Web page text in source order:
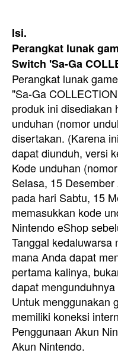
Isi.
Perangkat lunak
Switch 'Sa-Ga
Perangkat lunak
"Sa-Ga
produk ini disediakan
unduhan (nomor
disertakan. (Karena
dapat diunduh, versi
Kode unduhan
Selasa, 15
pada hari Sabtu, 15
memasukkan kode
Nintendo eShop
Tanggal kedaluwarsa
mana Anda dapat
pertama kalinya,
dapat mengunduhnya
Untuk menggunakan
memiliki koneksi
Penggunaan Akun
Akun Nintendo.